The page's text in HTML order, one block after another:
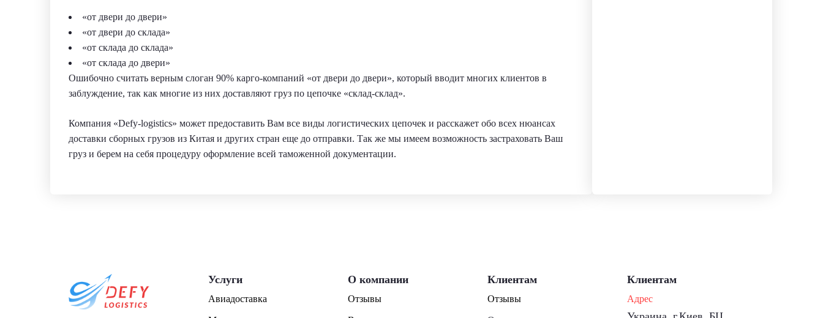
«от двери до двери»
«от двери до склада»
«от склада до склада»
«от склада до двери»
Ошибочно считать верным слоган 90% карго-компаний «от двери до двери», который вводит многих клиентов в
заблуждение, так как многие из них доставляют груз по цепочке «склад-склад».
Компания «Defy-logistics» может предоставить Вам все виды логистических цепочек и расскажет обо всех нюансах
доставки сборных грузов из Китая и других стран еще до отправки. Так же мы имеем возможность застраховать Ваш
груз и берем на себя процедуру оформление всей таможенной документации.
Услуги
Авиадоставка
О компании
Отзывы
Клиентам
Отзывы
Клиентам
Адрес